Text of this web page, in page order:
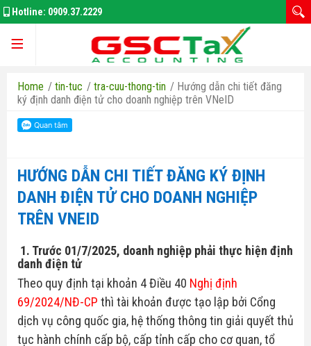
Hotline: 0909.37.2229
Trang chủ
Giới thiệu
Kế Toán Thuế
Thay Đổi GPKD
Bảo Hiểm Xã Hôi
Hóa Đơn Điện Tử
Thuế thu nhập doanh nghiệp
Home / tin-tuc / tra-cuu-thong-tin / Hướng dẫn chi tiết đăng
ký định danh điện tử cho doanh nghiệp trên VNeID
HƯỚNG DẪN CHI TIẾT ĐĂNG KÝ ĐỊNH
DANH ĐIỆN TỬ CHO DOANH NGHIỆP
TRÊN VNEID
1. Trước 01/7/2025, doanh nghiệp phải thực hiện định
danh điện tử
Theo quy định tại khoản 4 Điều 40 Nghị định
69/2024/NĐ-CP thì tài khoản được tạo lập bởi Cổng
dịch vụ công quốc gia, hệ thống thông tin giải quyết thủ
tục hành chính cấp bộ, cấp tỉnh cấp cho cơ quan, tổ